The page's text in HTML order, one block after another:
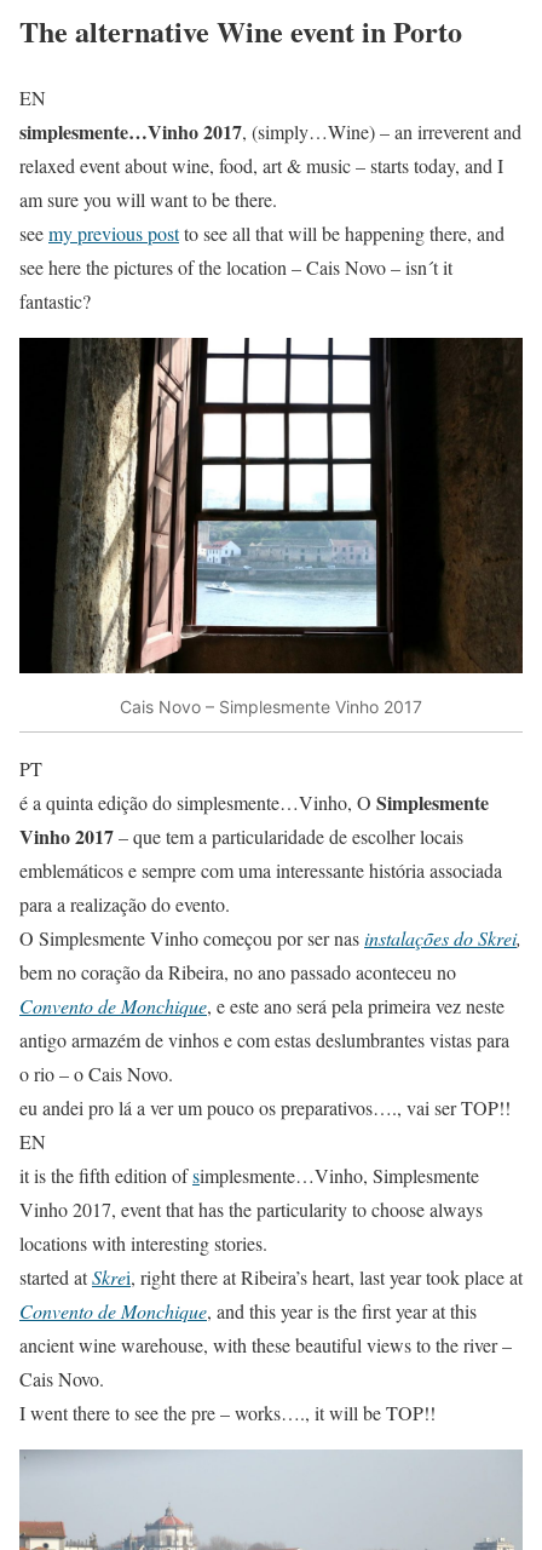
The alternative Wine event in Porto
EN
simplesmente…Vinho 2017, (simply…Wine) – an irreverent and
relaxed event about wine, food, art & music – starts today, and I
am sure you will want to be there.
seemy previous postto see all that will be happening there, and
see here the pictures of the location – Cais Novo – isn´t it
fantastic?
Cais Novo – Simplesmente Vinho 2017
PT
é a quinta edição do simplesmente…Vinho, O Simplesmente
Vinho 2017– que tem a particularidade de escolher locais
emblemáticos e sempre com uma interessante história associada
para a realização do evento.
O Simplesmente Vinho começou por ser nasinstalações do Skrei,
bem no coração da Ribeira, no ano passado aconteceu no
Convento de Monchique, e este ano será pela primeira vez neste
antigo armazém de vinhos e com estas deslumbrantes vistas para
o rio – o Cais Novo.
eu andei pro lá a ver um pouco os preparativos…., vai ser TOP!!
EN
it is the fifth edition ofsimplesmente…Vinho, Simplesmente
Vinho 2017, event that has the particularity to choose always
locations with interesting stories.
started atSkrei, right there at Ribeira’s heart, last year took place at
Convento de Monchique, and this year is the first year at this
ancient wine warehouse, with these beautiful views to the river –
Cais Novo.
I went there to see the pre – works…., it will be TOP!!